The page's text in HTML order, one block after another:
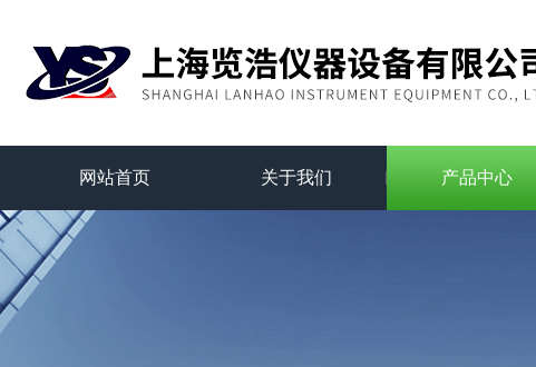
网站首页 关于我们 产品中心